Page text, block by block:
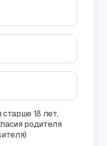
18 лет,
родителя